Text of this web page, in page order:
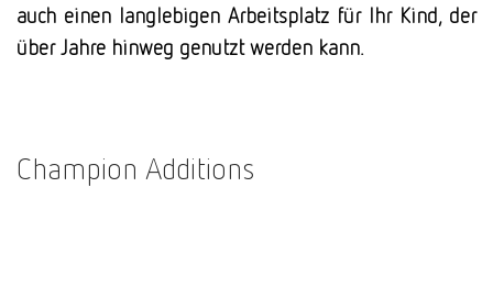
auch einen langlebigen Arbeitsplatz für Ihr Kind, der
über Jahre hinweg genutzt werden kann.
Champion Additions